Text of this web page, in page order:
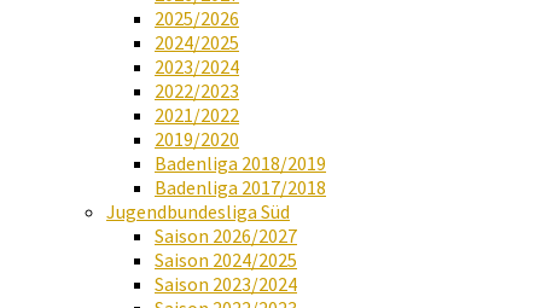
2025/2026
2024/2025
2023/2024
2022/2023
2021/2022
2019/2020
Badenliga 2018/2019
Badenliga 2017/2018
Jugendbundesliga Süd
Saison 2026/2027
Saison 2024/2025
Saison 2023/2024